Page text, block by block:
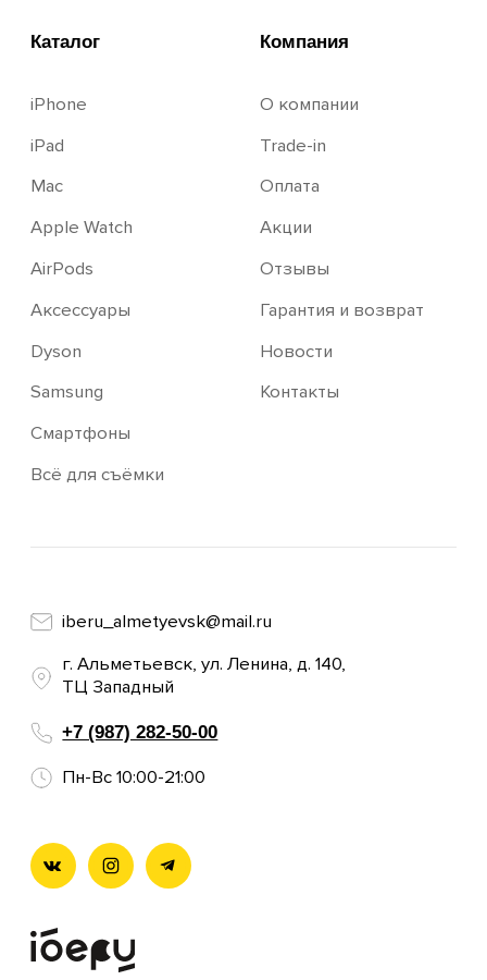
+7 (987) 282-50-00
Пн-Вс 10:00-21:00
Сайт носит сугубо информационный характер и не является
Apple и логотип Apple являются зарегистрированными
товарными знаками компании Apple Inc. в США и других
компании Apple Inc.